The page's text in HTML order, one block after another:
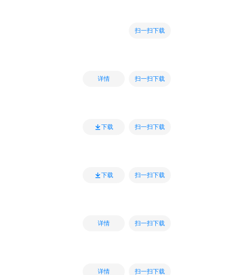
扫一扫下载
详情 扫一扫下载
下载 扫一扫下载
下载 扫一扫下载
详情 扫一扫下载
详情 扫一扫下载